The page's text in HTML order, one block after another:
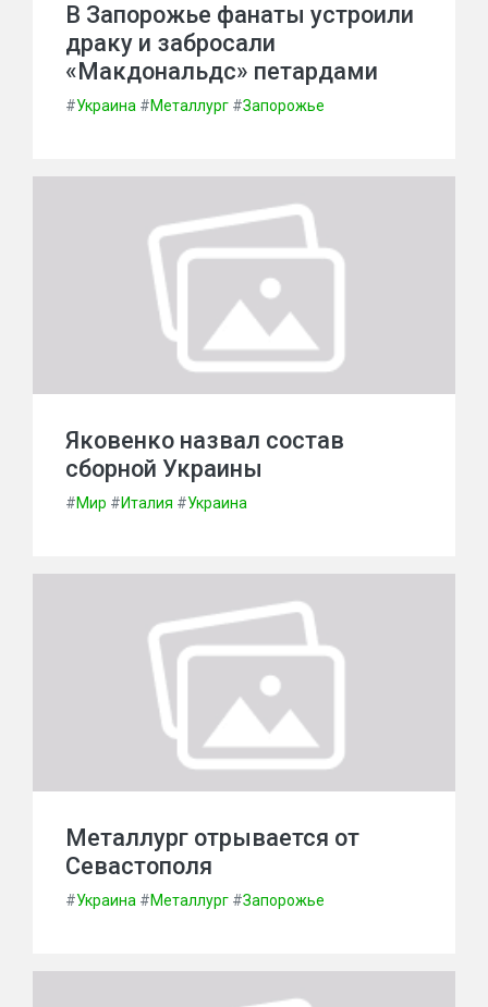
В Запорожье фанаты устроили
драку и забросали
«Макдональдс» петардами
#Украина #Металлург #Запорожье
Яковенко назвал состав
сборной Украины
#Мир #Италия #Украина
Металлург отрывается от
Севастополя
#Украина #Металлург #Запорожье